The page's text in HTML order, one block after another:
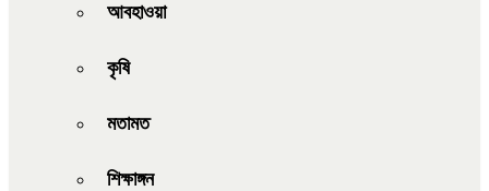
আবহাওয়া
কৃষি
মতামত
শিক্ষাঙ্গন